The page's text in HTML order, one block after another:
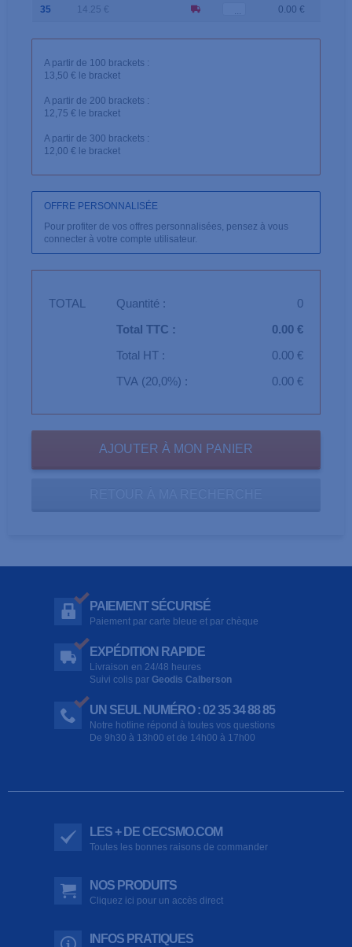
35 14.25 € 0.00 €
A partir de 100 brackets :
13,50 € le bracket
A partir de 200 brackets :
12,75 € le bracket
A partir de 300 brackets :
12,00 € le bracket
OFFRE PERSONNALISÉE
Pour profiter de vos offres personnalisées, pensez à vous
connecter à votre compte utilisateur.
TOTAL Quantité :
0
Total TTC :
0.00 €
Total HT :
0.00 €
TVA (20,0%) :
0.00 €
PAIEMENT SÉCURISÉ
Paiement par carte bleue et par chèque
EXPÉDITION RAPIDE
Livraison en 24/48 heures
Suivi colis par Geodis Calberson
UN SEUL NUMÉRO : 02 35 34 88 85
Notre hotline répond à toutes vos questions
De 9h30 à 13h00 et de 14h00 à 17h00
LES + DE CECSMO.COM
Toutes les bonnes raisons de commander
NOS PRODUITS
Cliquez ici pour un accès direct
INFOS PRATIQUES